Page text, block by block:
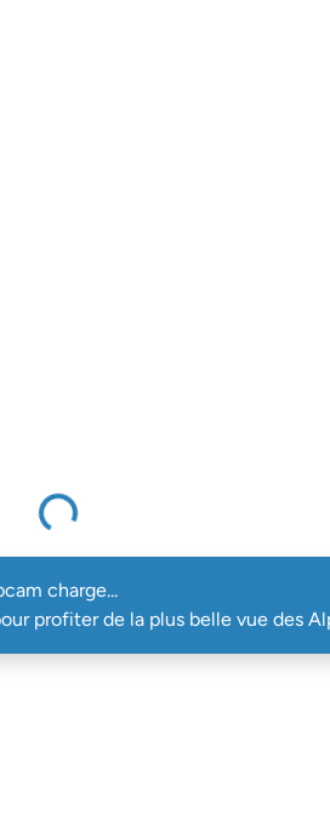
Le lecteur multimédia de la webcam charge...
charge...
profiter de la plus belle vue des